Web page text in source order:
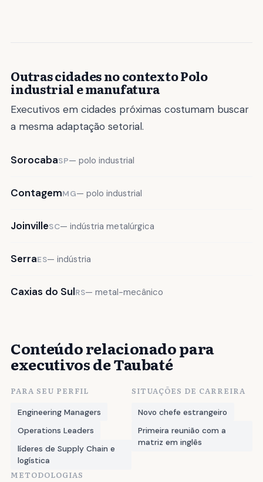
Outras cidades no contexto Polo
industrial e manufatura
Executivos em cidades próximas costumam buscar
a mesma adaptação setorial.
SorocabaSP— polo industrial
ContagemMG— polo industrial
JoinvilleSC— indústria metalúrgica
SerraES— indústria
Caxias do SulRS— metal-mecânico
Conteúdo relacionado para
executivos de Taubaté
PARA SEU PERFIL
Engineering Managers
Operations Leaders
líderes de Supply Chain e
logística
SITUAÇÕES DE CARREIRA
Novo chefe estrangeiro
Primeira reunião com a
matriz em inglês
METODOLOGIAS